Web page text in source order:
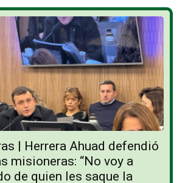
| Herrera Ahuad defendió
misioneras: “No voy a
de quien les saque la